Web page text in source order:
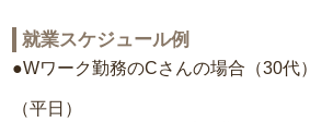
就業スケジュール例
●Wワーク勤務のCさんの場合（30代）
（平日）